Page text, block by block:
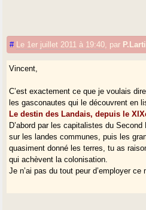
# Le 1er juillet 2011 à 19:40 par
Vincent,
C’est exactement ce que je voulais
les gasconautes qui le découvrent en
Le destin des Landais, depuis le
D’abord par les capitalistes du
sur les landes communes, puis les
quasiment donné les terres, tu as
qui achèvent la colonisation.
Je n’ai pas du tout peur d’employer ce